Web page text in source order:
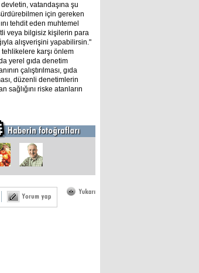
devletin, vatandaşına şu
için gereken
tehdit eden muhtemel
veya bilgisiz kişilerin para
alışverişini yapabilirsin."
tehlikelere karşı önlem
yerel gıda denetim
çalıştırılması, gıda
düzenli denetimlerin
riske atanların